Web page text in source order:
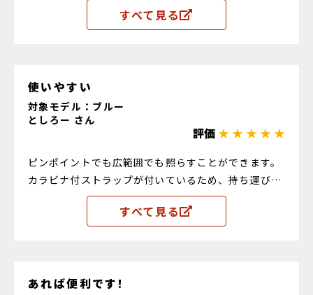
すべて見る
使いやすい
対象モデル：ブルー
としろー さん
評価★ ★ ★ ★ ★
ピンポイントでも広範囲でも照らすことができます。
カラビナ付ストラップが付いているため、持ち運びに
便利だと思いましました。値段も手に入れやすい価格
帯なのでコスパ最高です。
すべて見る
あれば便利です!